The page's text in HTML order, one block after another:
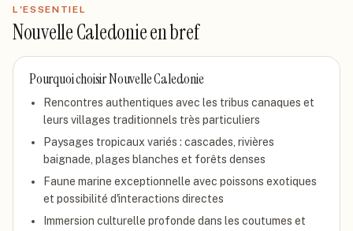
L'ESSENTIEL
Nouvelle Caledonieen bref
Pourquoi choisirNouvelle Caledonie
Rencontres authentiques avec les tribus canaques et
leurs villages traditionnels très particuliers
Paysages tropicaux variés : cascades, rivières
baignade, plages blanches et forêts denses
Faune marine exceptionnelle avec poissons exotiques
et possibilité d'interactions directes
Immersion culturelle profonde dans les coutumes et